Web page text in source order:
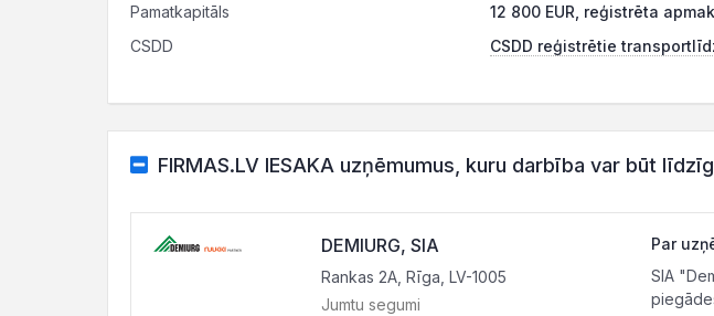
Pamatkapitāls
12 800 EUR, reģistrēta
CSDD
CSDD reģistrētie
FIRMAS.LV IESAKA uzņēmumus, kuru darbība var būt
DEMIURG, SIA
Rankas 2A, Rīga, LV-1005
Jumtu segumi
Par
SIA